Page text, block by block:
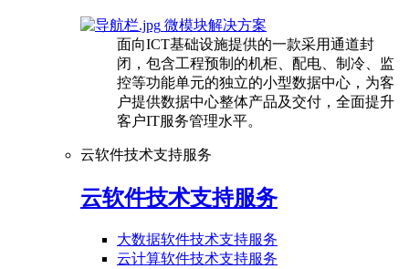
微模块解决方案
面向ICT基础设施提供的一款采用通道封
闭，包含工程预制的机柜、配电、制冷、监
控等功能单元的独立的小型数据中心，为客
户提供数据中心整体产品及交付，全面提升
客户IT服务管理水平。
云软件技术支持服务
云软件技术支持服务
大数据软件技术支持服务
云计算软件技术支持服务